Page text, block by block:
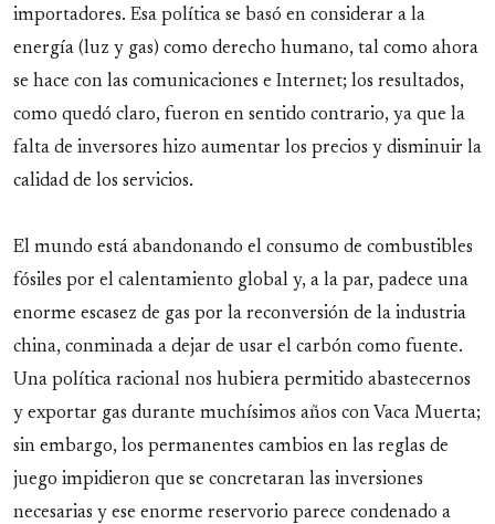
importadores. Esa política se basó en considerar a la
energía (luz y gas) como derecho humano, tal como ahora
se hace con las comunicaciones e Internet; los resultados,
como quedó claro, fueron en sentido contrario, ya que la
falta de inversores hizo aumentar los precios y disminuir la
calidad de los servicios.
El mundo está abandonando el consumo de combustibles
fósiles por el calentamiento global y, a la par, padece una
enorme escasez de gas por la reconversión de la industria
china, conminada a dejar de usar el carbón como fuente.
Una política racional nos hubiera permitido abastecernos
y exportar gas durante muchísimos años con Vaca Muerta;
sin embargo, los permanentes cambios en las reglas de
juego impidieron que se concretaran las inversiones
necesarias y ese enorme reservorio parece condenado a